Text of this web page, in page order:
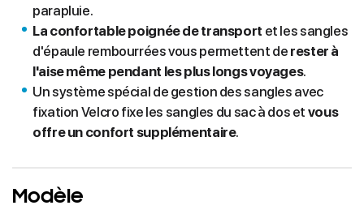
parapluie.
La confortable poignée de transport et les sangles
d'épaule rembourrées vous permettent de rester à
l'aise même pendant les plus longs voyages.
Un système spécial de gestion des sangles avec
fixation Velcro fixe les sangles du sac à dos et vous
offre un confort supplémentaire.
Modèle